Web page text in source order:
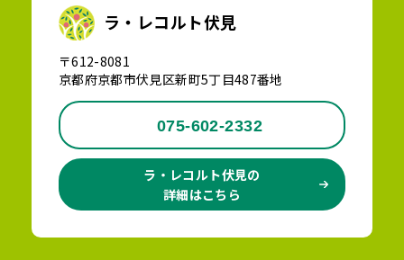
ラ・レコルト伏見
〒612-8081
京都府京都市伏見区新町5丁目487番地
075-602-2332
ラ・レコルト伏見の
詳細はこちら